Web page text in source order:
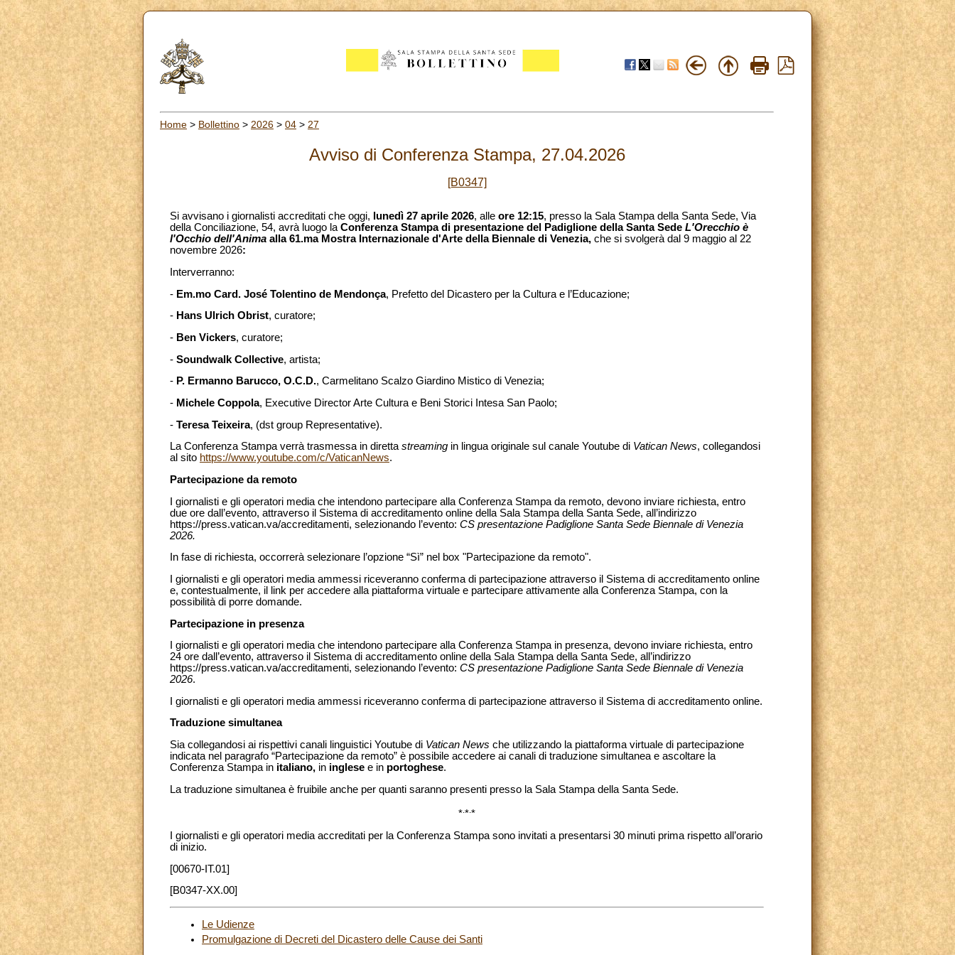
Home > Bollettino > 2026 > 04 > 27
Avviso di Conferenza Stampa, 27.04.2026
[B0347]
Si avvisano i giornalisti accreditati che oggi, lunedì 27 aprile 2026, alle ore 12:15, presso la Sala Stampa della Santa Sede, Via
della Conciliazione, 54, avrà luogo laConferenza Stampa di presentazione del Padiglione della Santa Sede L'Orecchio è
l'Occhio dell'Anima alla 61.ma Mostra Internazionale d'Arte della Biennale di Venezia, che si svolgerà dal 9 maggio al 22
novembre 2026:
Interverranno:
- Em.mo Card. José Tolentino de Mendonça, Prefetto del Dicastero per la Cultura e l’Educazione;
- Hans Ulrich Obrist, curatore;
- Ben Vickers, curatore;
- Soundwalk Collective, artista;
- P. Ermanno Barucco, O.C.D., Carmelitano Scalzo Giardino Mistico di Venezia;
- Michele Coppola, Executive Director Arte Cultura e Beni Storici Intesa San Paolo;
- Teresa Teixeira, (dst group Representative).
La Conferenza Stampa verrà trasmessa in direttastreaming in lingua originale sul canale Youtube di Vatican News, collegandosi
al sito https://www.youtube.com/c/VaticanNews.
Partecipazione da remoto
I giornalisti e gli operatori media che intendono partecipare alla Conferenza Stampa da remoto, devono inviare richiesta, entro
due ore dall’evento, attraverso il Sistema di accreditamento online della Sala Stampa della Santa Sede, all’indirizzo
https://press.vatican.va/accreditamenti, selezionando l’evento: CS presentazione Padiglione Santa Sede Biennale di Venezia
2026.
In fase di richiesta, occorrerà selezionare l’opzione “Sì” nel box "Partecipazione da remoto".
I giornalisti e gli operatori media ammessi riceveranno conferma di partecipazione attraverso il Sistema di accreditamento online
e, contestualmente, il link per accedere alla piattaforma virtuale e partecipare attivamente alla Conferenza Stampa, con la
possibilità di porre domande.
Partecipazione in presenza
I giornalisti e gli operatori media che intendono partecipare alla Conferenza Stampa in presenza, devono inviare richiesta, entro
24 ore dall’evento, attraverso il Sistema di accreditamento online della Sala Stampa della Santa Sede, all’indirizzo
https://press.vatican.va/accreditamenti, selezionando l’evento: CS presentazione Padiglione Santa Sede Biennale di Venezia
2026.
I giornalisti e gli operatori media ammessi riceveranno conferma di partecipazione attraverso il Sistema di accreditamento online.
Traduzione simultanea
Sia collegandosi ai rispettivi canali linguistici Youtube di Vatican News che utilizzando la piattaforma virtuale di partecipazione
indicata nel paragrafo “Partecipazione da remoto” è possibile accedere ai canali di traduzione simultanea e ascoltare la
Conferenza Stampa in italiano, in inglese e in portoghese.
La traduzione simultanea è fruibile anche per quanti saranno presenti presso la Sala Stampa della Santa Sede.
*.*.*
I giornalisti e gli operatori media accreditati per la Conferenza Stampa sono invitati a presentarsi 30 minuti prima rispetto all’orario
di inizio.
[00670-IT.01]
[B0347-XX.00]
Le Udienze
Promulgazione di Decreti del Dicastero delle Cause dei Santi